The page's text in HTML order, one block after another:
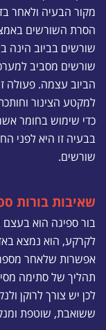
מקור הבעיה ולאחר
הסרת השורשים
שורשים בביוב הינה
שורשים מסביב
הביוב עצמה. פעולה
למקטע הצינור
כדי שימוש בחומר
בבעיה זו היא לפני
שורשים.
שאיבות בורות
בור ספיגה הוא
לקרקע, הוא נמצא
אפשרות שלאחר
תהליך של סתימה
לכן יש צורך לרוקן
ששואבת, שוטפת